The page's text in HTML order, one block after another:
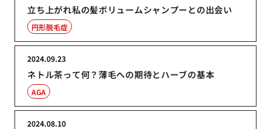
立ち上がれ私の髪ボリュームシャンプーとの出会い
円形脱毛症
ネトル茶って何？薄毛への期待とハーブの基本
2024.09.23
AGA
2024.08.10